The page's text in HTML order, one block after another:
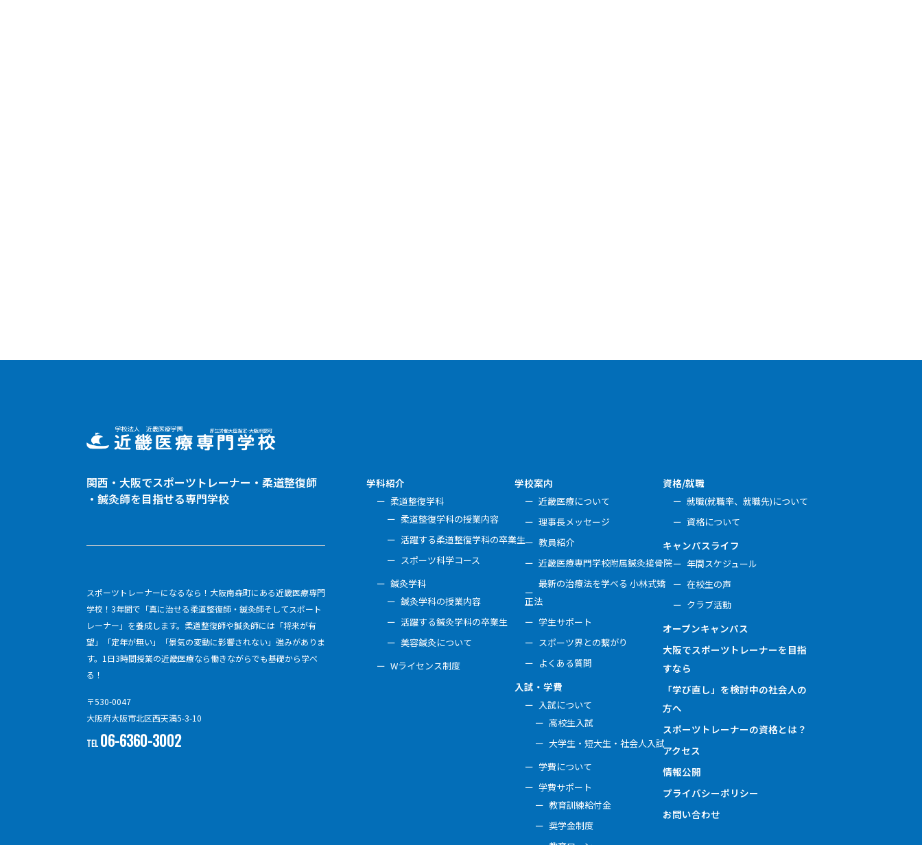
関西・大阪でスポーツトレーナー・ 柔道整復師
・鍼灸師を目指せる専門学校
スポーツトレーナーになるなら！大阪南森町にある近畿医療専門
学校！3年間で「真に治せる柔道整復師・鍼灸師そしてスポート
レーナー」を養成します。柔道整復師や鍼灸師には「将来が有
望」「定年が無い」「景気の変動に影響されない」強みがありま
す。1日3時間授業の近畿医療なら働きながらでも基礎から学べ
る！
〒530-0047
大阪府大阪市北区西天満5-3-10
TEL 06-6360-3002
学科紹介
柔道整復学科
柔道整復学科の授業内容
活躍する柔道整復学科の卒業生
スポーツ科学コース
鍼灸学科
鍼灸学科の授業内容
活躍する鍼灸学科の卒業生
美容鍼灸について
Wライセンス制度
学校案内
近畿医療について
理事長メッセージ
教員紹介
近畿医療専門学校附属鍼灸接骨院
最新の治療法を学べる 小林式矯
正法
学生サポート
スポーツ界との繋がり
よくある質問
入試・学費
入試について
高校生入試
大学生・短大生・社会人入試
学費について
学費サポート
教育訓練給付金
奨学金制度
資格/就職
就職(就職率、就職先)について
資格について
キャンパスライフ
年間スケジュール
在校生の声
クラブ活動
オープンキャンパス
大阪でスポーツトレーナーを目指
すなら
「学び直し」を検討中の社会人の
方へ
スポーツトレーナーの資格とは？
アクセス
情報公開
プライバシーポリシー
お問い合わせ